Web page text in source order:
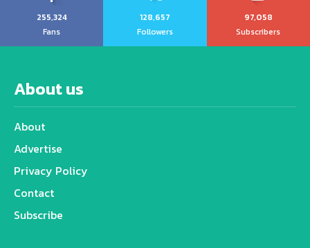
255,324
Fans
128,657
Followers
97,058
Subscribers
About us
About
Advertise
Privacy Policy
Contact
Subscribe